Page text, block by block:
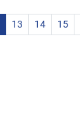
13 14 15